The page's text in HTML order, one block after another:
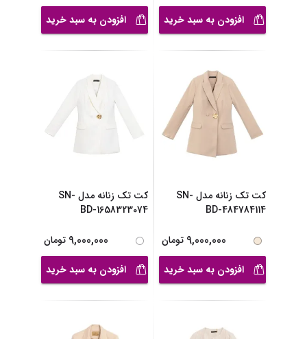
افزودن به سبد خرید
افزودن به سبد خرید
کت تک زنانه مدل SN-
BD-484784114
9,000,000 تومان
افزودن به سبد خرید
کت تک زنانه مدل SN-
BD-1658323074
9,000,000 تومان
افزودن به سبد خرید